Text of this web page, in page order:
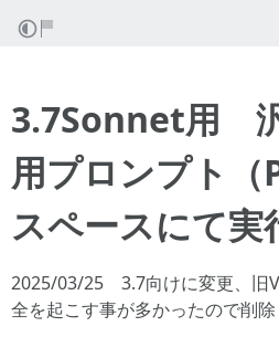
3.7Sonnet用
用プロンプト
スペースにて実
2025/03/25 3.7向けに変更、旧
全を起こす事が多かったので削除